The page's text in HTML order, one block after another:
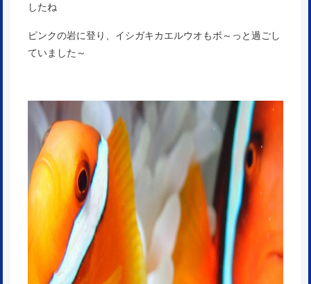
したね
ピンクの岩に登り、イシガキカエルウオもボ～っと過ごし
ていました～